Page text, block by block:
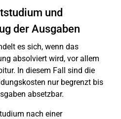
und
der Ausgaben
es sich, wenn das
absolviert wird, vor allem
In diesem Fall sind die
nur begrenzt bis
absetzbar.
nach einer